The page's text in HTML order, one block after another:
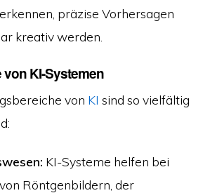
präzise Vorhersagen
kreativ werden.
KI-Systemen
von KI sind so vielfältig
KI-Systeme helfen bei
Röntgenbildern, der